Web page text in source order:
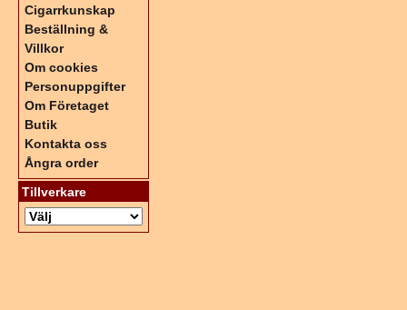
Cigarrkunskap
Beställning &
Villkor
Om cookies
Personuppgifter
Om Företaget
Butik
Kontakta oss
Ångra order
Tillverkare